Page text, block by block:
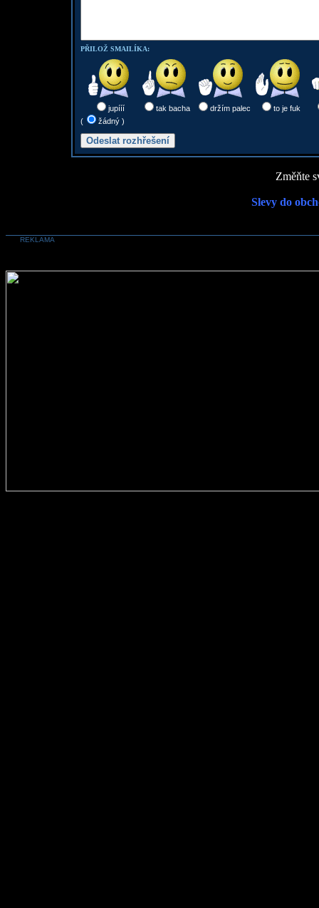
PŘILOŽ SMAILÍKA:
jupííí tak bacha držím palec
to je fuk
(
žádný )
Změňte
Slevy do
REKLAMA